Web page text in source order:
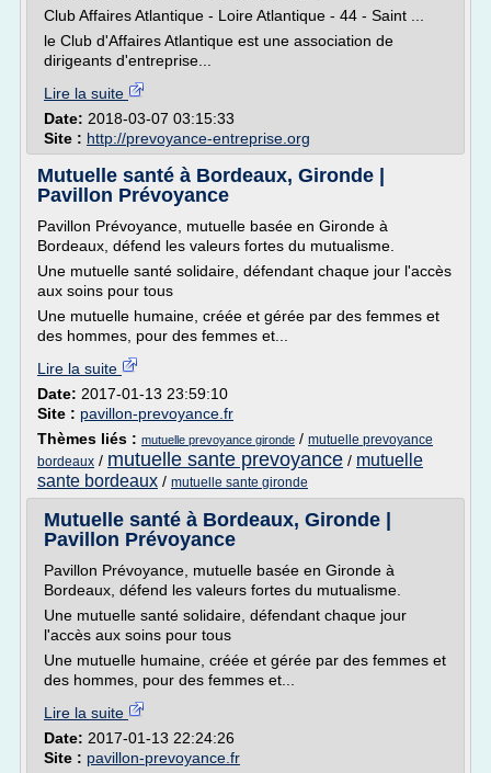
Club Affaires Atlantique - Loire Atlantique - 44 - Saint ...
le Club d'Affaires Atlantique est une association de
dirigeants d'entreprise...
Lire la suite
Date: 2018-03-07 03:15:33
Site : http://prevoyance-entreprise.org
Mutuelle santé à Bordeaux, Gironde |
Pavillon Prévoyance
Pavillon Prévoyance, mutuelle basée en Gironde à
Bordeaux, défend les valeurs fortes du mutualisme.
Une mutuelle santé solidaire, défendant chaque jour l'accès
aux soins pour tous
Une mutuelle humaine, créée et gérée par des femmes et
des hommes, pour des femmes et...
Lire la suite
Date: 2017-01-13 23:59:10
Site : pavillon-prevoyance.fr
Thèmes liés : mutuelle prevoyance gironde / mutuelle prevoyance
bordeaux / mutuelle sante prevoyance / mutuelle
sante bordeaux / mutuelle sante gironde
Mutuelle santé à Bordeaux, Gironde |
Pavillon Prévoyance
Pavillon Prévoyance, mutuelle basée en Gironde à
Bordeaux, défend les valeurs fortes du mutualisme.
Une mutuelle santé solidaire, défendant chaque jour
l'accès aux soins pour tous
Une mutuelle humaine, créée et gérée par des femmes et
des hommes, pour des femmes et...
Lire la suite
Date: 2017-01-13 22:24:26
Site : pavillon-prevoyance.fr